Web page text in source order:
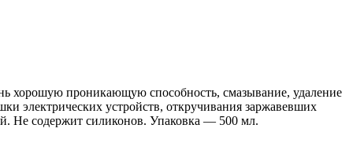
хорошую проникающую способность, смазывание, удаление
электрических устройств, откручивания заржавевших
Не содержит силиконов. Упаковка — 500 мл.